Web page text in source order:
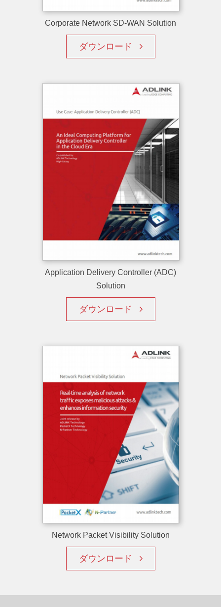
Corporate Network SD-WAN Solution
ダウンロード
Application Delivery Controller (ADC)
Solution
ダウンロード
Network Packet Visibility Solution
ダウンロード